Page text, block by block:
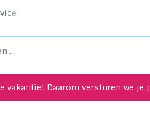
vakantie! Daarom versturen we je